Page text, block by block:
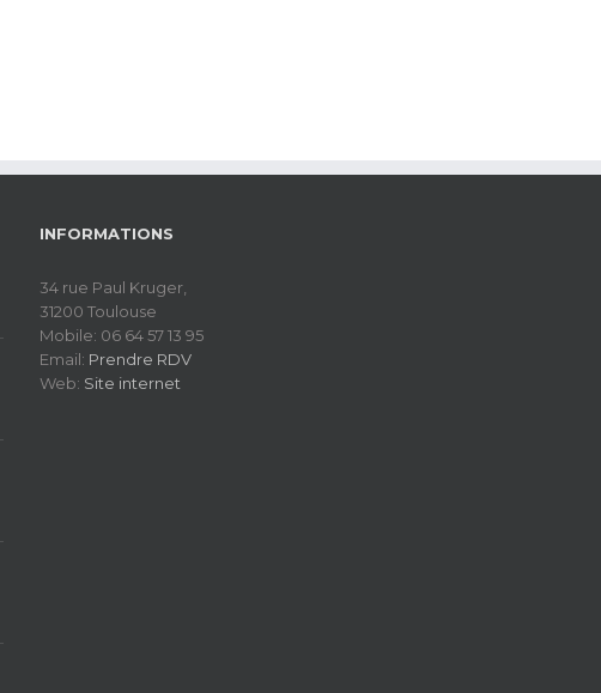
INFORMATIONS
34 rue Paul Kruger,
31200 Toulouse
Mobile: 06 64 57 13 95
Email: Prendre RDV
Web: Site internet